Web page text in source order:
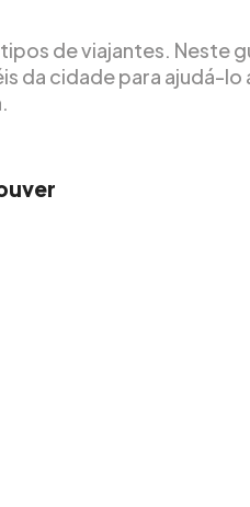
de viajantes. Neste
da cidade para ajudá-lo